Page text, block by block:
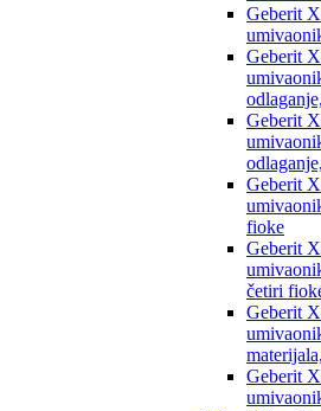
Geberit
Geberit
Geberit
Geberit
fioke
Geberit
četiri
Geberit
Geberit